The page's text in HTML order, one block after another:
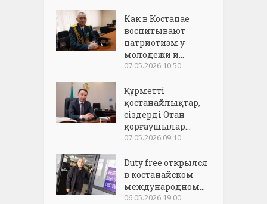
Как в Костанае
воспитывают
патриотизм у
молодежи и...
07.05.2026 10:50
Құрметті
қостанайлықтар,
сіздерді Отан
қорғаушылар...
07.05.2026 09:10
Duty free открылся
в костанайском
международном...
06.05.2026 19:00